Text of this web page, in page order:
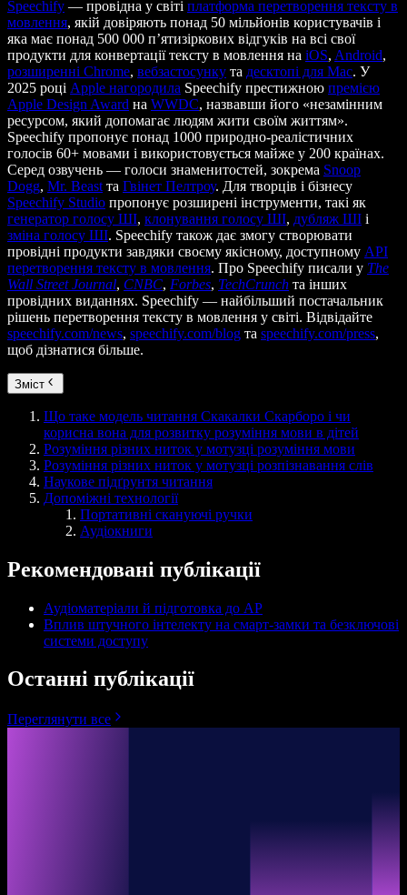
Speechify — провідна у світі платформа перетворення тексту в
мовлення, якій довіряють понад 50 мільйонів користувачів і
яка має понад 500 000 п’ятизіркових відгуків на всі свої
продукти для конвертації тексту в мовлення на iOS, Android,
розширенні Chrome, вебзастосунку та десктопі для Mac. У
2025 році Apple нагородила Speechify престижною премією
Apple Design Award на WWDC, назвавши його «незамінним
ресурсом, який допомагає людям жити своїм життям».
Speechify пропонує понад 1000 природно-реалістичних
голосів 60+ мовами і використовується майже у 200 країнах.
Серед озвучень — голоси знаменитостей, зокрема Snoop
Dogg, Mr. Beast та Гвінет Пелтроу. Для творців і бізнесу
Speechify Studio пропонує розширені інструменти, такі як
генератор голосу ШІ, клонування голосу ШІ, дубляж ШІ і
зміна голосу ШІ. Speechify також дає змогу створювати
провідні продукти завдяки своєму якісному, доступному API
перетворення тексту в мовлення. Про Speechify писали у The
Wall Street Journal, CNBC, Forbes, TechCrunch та інших
провідних виданнях. Speechify — найбільший постачальник
рішень перетворення тексту в мовлення у світі. Відвідайте
speechify.com/news, speechify.com/blog та speechify.com/press,
щоб дізнатися більше.
Зміст
Що таке модель читання Скакалки Скарборо і чи
корисна вона для розвитку розуміння мови в дітей
Розуміння різних ниток у мотузці розуміння мови
Розуміння різних ниток у мотузці розпізнавання слів
Наукове підґрунтя читання
Допоміжні технології
Портативні скануючі ручки
Аудіокниги
Рекомендовані публікації
Аудіоматеріали й підготовка до AP
Вплив штучного інтелекту на смарт-замки та безключові
системи доступу
Останні публікації
Переглянути все